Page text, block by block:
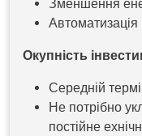
Зменшення
Автоматизація
Окупність
Середній
Не потрібно
постійне